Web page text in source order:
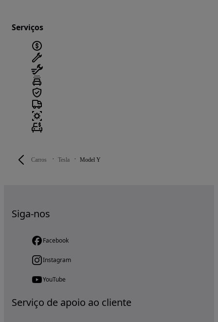
Carros Tesla Model Y
Serviços
Siga-nos
Facebook
Instagram
YouTube
Serviço de apoio ao cliente